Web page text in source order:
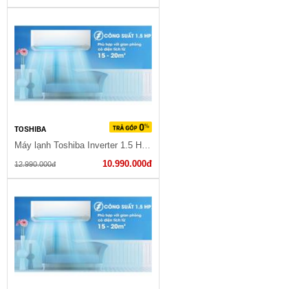
TOSHIBA
Máy lạnh Toshiba Inverter 1.5 HP RAS-H13C3KCVG-V
12.990.000đ 10.990.000đ